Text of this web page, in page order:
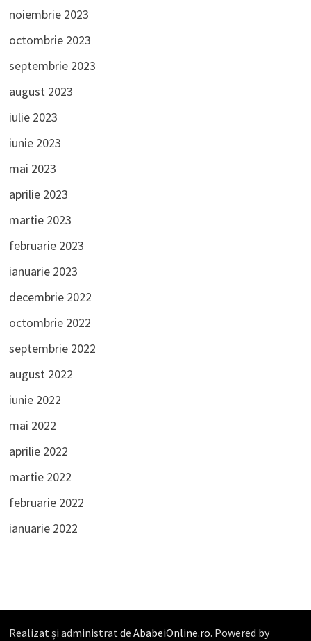
noiembrie 2023
octombrie 2023
septembrie 2023
august 2023
iulie 2023
iunie 2023
mai 2023
aprilie 2023
martie 2023
februarie 2023
ianuarie 2023
decembrie 2022
octombrie 2022
septembrie 2022
august 2022
iunie 2022
mai 2022
aprilie 2022
martie 2022
februarie 2022
ianuarie 2022
Realizat și administrat de AbabeiOnline.ro. Powered by